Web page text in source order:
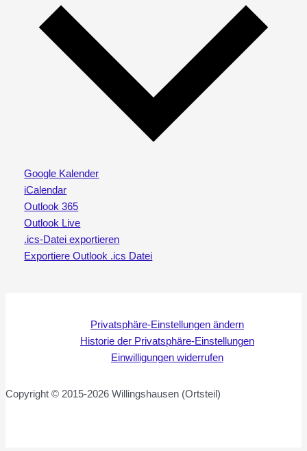
Google Kalender
iCalendar
Outlook 365
Outlook Live
.ics-Datei exportieren
Exportiere Outlook .ics Datei
Privatsphäre-Einstellungen ändern
Historie der Privatsphäre-Einstellungen
Einwilligungen widerrufen
Copyright © 2015-2026 Willingshausen (Ortsteil)